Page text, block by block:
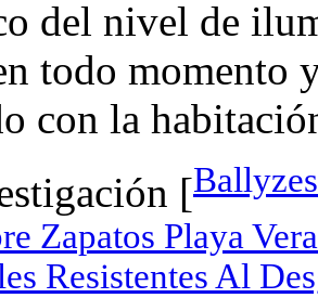
del nivel de
todo momento
con la
[
Zapatos Playa
Resistentes Al